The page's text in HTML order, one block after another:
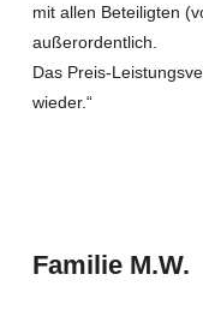
mit allen Beteiligten
außerordentlich.
Das Preis-
wieder.“
Familie M.W.